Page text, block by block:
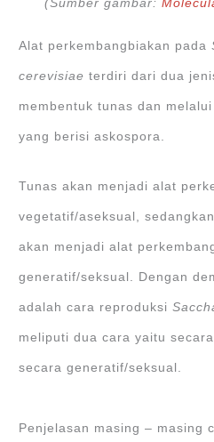
(Sumber gambar:
Alat perkembangbiakan pada
cerevisiae terdiri dari dua
membentuk tunas dan
yang berisi askospora.
Tunas akan menjadi alat
vegetatif/aseksual,
akan menjadi alat
generatif/seksual. Dengan
adalah cara reproduksi
meliputi dua cara yaitu
secara generatif/seksual.
Penjelasan masing – masing